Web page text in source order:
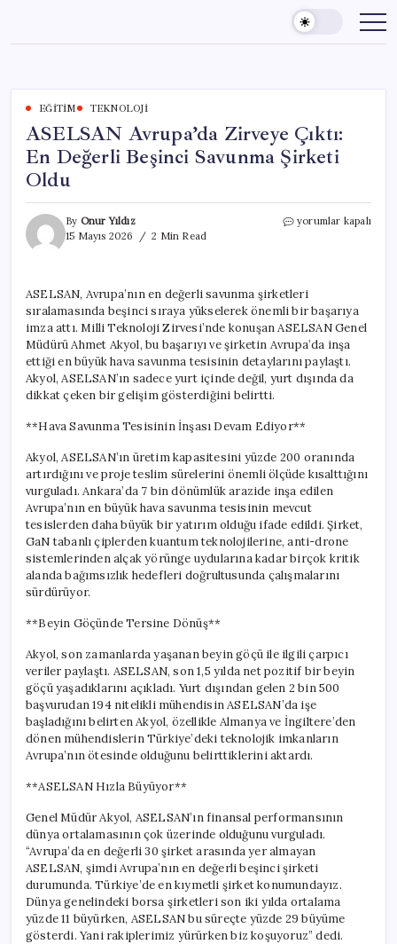
content
EĞITIM TEKNOLOJI
ASELSAN Avrupa’da Zirveye Çıktı:
En Değerli Beşinci Savunma Şirketi
Oldu
By Onur Yıldız
15 Mayıs 2026
2 Min Read
ASELSAN
Değerli
Beşinci
Savunma
Şirketi
Oldu
için
yorumlar kapalı
ASELSAN, Avrupa’nın en değerli savunma şirketleri
sıralamasında beşinci sıraya yükselerek önemli bir başarıya
imza attı. Milli Teknoloji Zirvesi’nde konuşan ASELSAN Genel
Müdürü Ahmet Akyol, bu başarıyı ve şirketin Avrupa’da inşa
ettiği en büyük hava savunma tesisinin detaylarını paylaştı.
Akyol, ASELSAN’ın sadece yurt içinde değil, yurt dışında da
dikkat çeken bir gelişim gösterdiğini belirtti.
**Hava Savunma Tesisinin İnşası Devam Ediyor**
Akyol, ASELSAN’ın üretim kapasitesini yüzde 200 oranında
artırdığını ve proje teslim sürelerini önemli ölçüde kısalttığını
vurguladı. Ankara’da 7 bin dönümlük arazide inşa edilen
Avrupa’nın en büyük hava savunma tesisinin mevcut
tesislerden daha büyük bir yatırım olduğu ifade edildi. Şirket,
GaN tabanlı çiplerden kuantum teknolojilerine, anti-drone
sistemlerinden alçak yörünge uydularına kadar birçok kritik
alanda bağımsızlık hedefleri doğrultusunda çalışmalarını
sürdürüyor.
**Beyin Göçünde Tersine Dönüş**
Akyol, son zamanlarda yaşanan beyin göçü ile ilgili çarpıcı
veriler paylaştı. ASELSAN, son 1,5 yılda net pozitif bir beyin
göçü yaşadıklarını açıkladı. Yurt dışından gelen 2 bin 500
başvurudan 194 nitelikli mühendisin ASELSAN’da işe
başladığını belirten Akyol, özellikle Almanya ve İngiltere’den
dönen mühendislerin Türkiye’deki teknolojik imkanların
Avrupa’nın ötesinde olduğunu belirttiklerini aktardı.
**ASELSAN Hızla Büyüyor**
Genel Müdür Akyol, ASELSAN’ın finansal performansının
dünya ortalamasının çok üzerinde olduğunu vurguladı.
“Avrupa’da en değerli 30 şirket arasında yer almayan
ASELSAN, şimdi Avrupa’nın en değerli beşinci şirketi
durumunda. Türkiye’de en kıymetli şirket konumundayız.
Dünya genelindeki borsa şirketleri son iki yılda ortalama
yüzde 11 büyürken, ASELSAN bu süreçte yüzde 29 büyüme
gösterdi. Yani rakiplerimiz yürürken biz koşuyoruz” dedi.